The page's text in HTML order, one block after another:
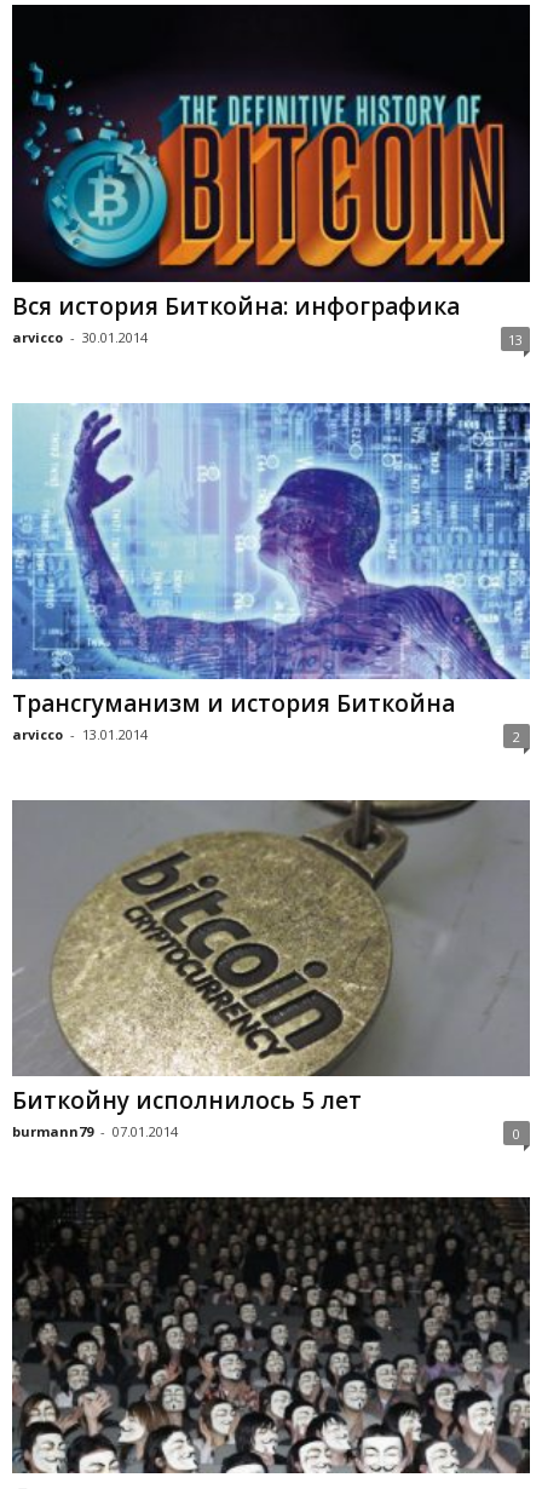
Вся история Биткойна: инфографика
arvicco - 30.01.2014 13
Трансгуманизм и история Биткойна
arvicco - 13.01.2014 2
Биткойну исполнилось 5 лет
burmann79 - 07.01.2014 0